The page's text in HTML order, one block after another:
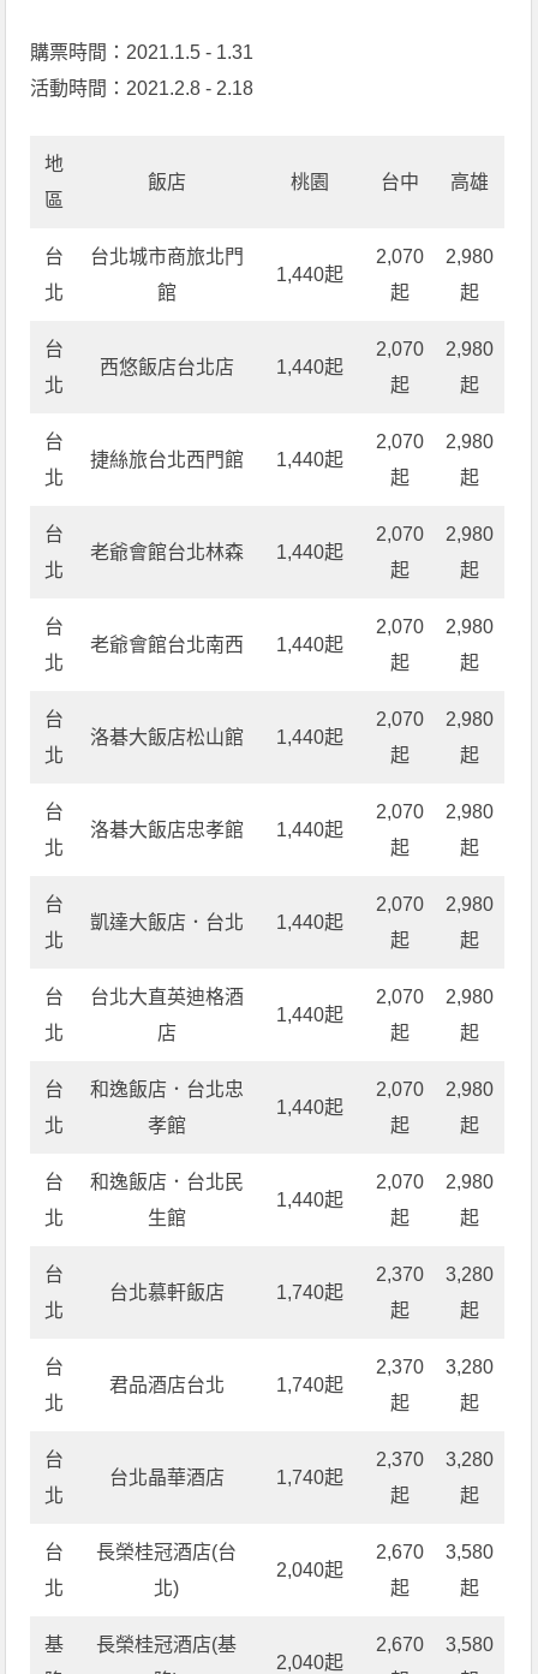
購票時間：2021.1.5 - 1.31
活動時間：2021.2.8 - 2.18
地
區
飯店 桃園 台中 高雄
台
北
台北城市商旅北門
館
1,440起
2,070
起
2,980
起
台
北
西悠飯店台北店 1,440起
2,070
起
2,980
起
台
北
捷絲旅台北西門館 1,440起
2,070
起
2,980
起
台
北
老爺會館台北林森 1,440起
2,070
起
2,980
起
台
北
老爺會館台北南西 1,440起
2,070
起
2,980
起
台
北
洛碁大飯店松山館 1,440起
2,070
起
2,980
起
台
北
洛碁大飯店忠孝館 1,440起
2,070
起
2,980
起
台
北
凱達大飯店．台北 1,440起
2,070
起
2,980
起
台
北
台北大直英迪格酒
店
1,440起
2,070
起
2,980
起
台
北
和逸飯店．台北忠
孝館
1,440起
2,070
起
2,980
起
台
北
和逸飯店．台北民
生館
1,440起
2,070
起
2,980
起
台
北
台北慕軒飯店 1,740起
2,370
起
3,280
起
台
北
君品酒店台北 1,740起
2,370
起
3,280
起
台
北
台北晶華酒店 1,740起
2,370
起
3,280
起
台
北
長榮桂冠酒店(台
北)
2,040起
2,670
起
3,580
起
基
長榮桂冠酒店(基
2,040起
2,670
3,580